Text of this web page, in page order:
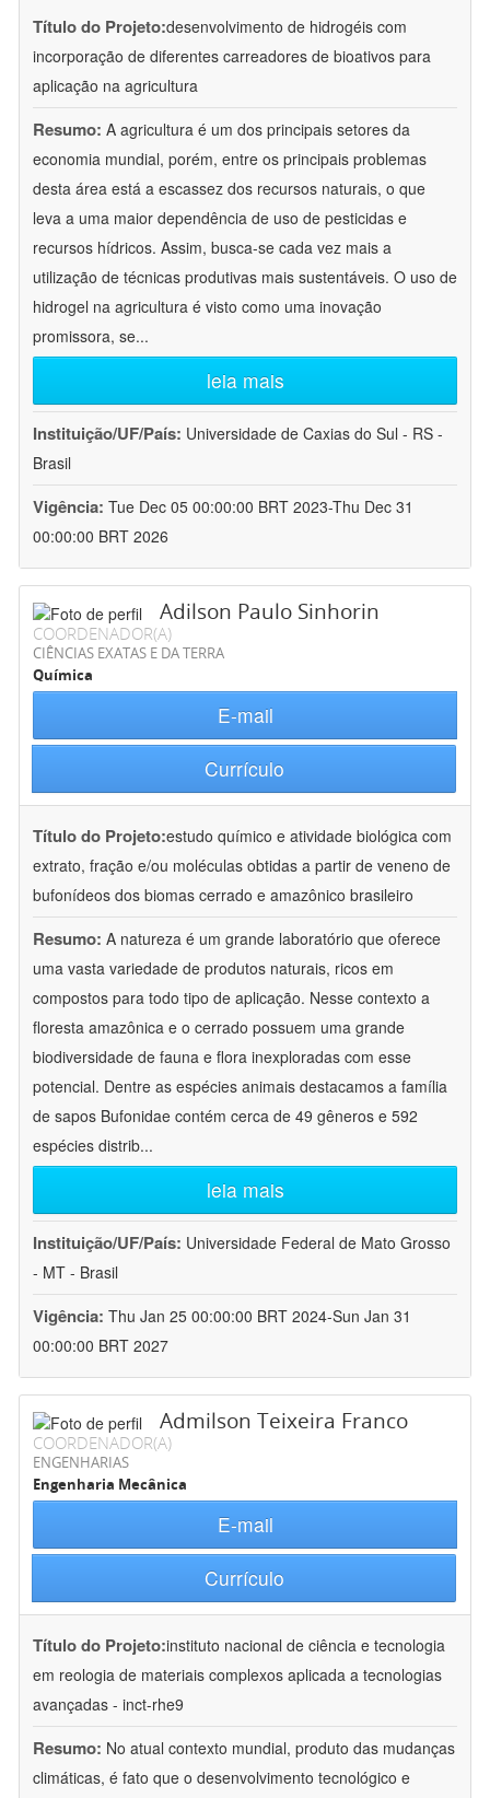
Título do Projeto:desenvolvimento de hidrogéis com
incorporação de diferentes carreadores de bioativos para
aplicação na agricultura
Resumo: A agricultura é um dos principais setores da
economia mundial, porém, entre os principais problemas
desta área está a escassez dos recursos naturais, o que
leva a uma maior dependência de uso de pesticidas e
recursos hídricos. Assim, busca-se cada vez mais a
utilização de técnicas produtivas mais sustentáveis. O uso de
hidrogel na agricultura é visto como uma inovação
promissora, se...
leia mais
Instituição/UF/País: Universidade de Caxias do Sul - RS -
Brasil
Vigência: Tue Dec 05 00:00:00 BRT 2023-Thu Dec 31
00:00:00 BRT 2026
Adilson Paulo Sinhorin
COORDENADOR(A)
CIÊNCIAS EXATAS E DA TERRA
Química
E-mail
Currículo
Título do Projeto:estudo químico e atividade biológica com
extrato, fração e/ou moléculas obtidas a partir de veneno de
bufonídeos dos biomas cerrado e amazônico brasileiro
Resumo: A natureza é um grande laboratório que oferece
uma vasta variedade de produtos naturais, ricos em
compostos para todo tipo de aplicação. Nesse contexto a
floresta amazônica e o cerrado possuem uma grande
biodiversidade de fauna e flora inexploradas com esse
potencial. Dentre as espécies animais destacamos a família
de sapos Bufonidae contém cerca de 49 gêneros e 592
espécies distrib...
leia mais
Instituição/UF/País: Universidade Federal de Mato Grosso
- MT - Brasil
Vigência: Thu Jan 25 00:00:00 BRT 2024-Sun Jan 31
00:00:00 BRT 2027
Admilson Teixeira Franco
COORDENADOR(A)
ENGENHARIAS
Engenharia Mecânica
E-mail
Currículo
Título do Projeto:instituto nacional de ciência e tecnologia
em reologia de materiais complexos aplicada a tecnologias
avançadas - inct-rhe9
Resumo: No atual contexto mundial, produto das mudanças
climáticas, é fato que o desenvolvimento tecnológico e